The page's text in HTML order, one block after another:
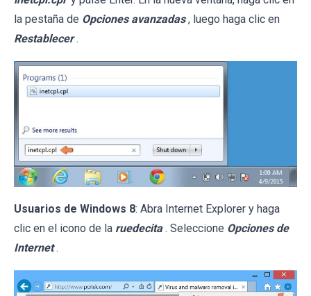
la pestaña de Opciones avanzadas , luego haga clic en
Restablecer .
Usuarios de Windows 8: Abra Internet Explorer y haga
clic en el icono de la ruedecita . Seleccione Opciones de
Internet .